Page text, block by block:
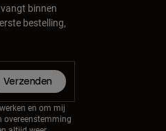
binnen
bestelling,
Verzenden
en om mij
overeenstemming